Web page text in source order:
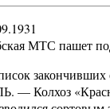
МТС пашет
закончивших
Колхоз